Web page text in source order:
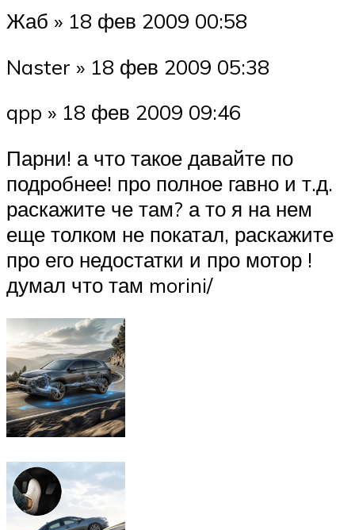
Жаб » 18 фев 2009 00:58
Naster » 18 фев 2009 05:38
qpp » 18 фев 2009 09:46
Парни! а что такое давайте по
подробнее! про полное гавно и т.д.
раскажите че там? а то я на нем
еще толком не покатал, раскажите
про его недостатки и про мотор !
думал что там morini/